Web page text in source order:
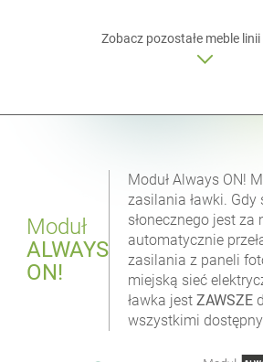
Zobacz pozostałe meble linii
Moduł
ALWAYS
ON!
Moduł Always ON!
zasilania ławki. Gdy
słonecznego jest za
automatycznie
zasilania z paneli
miejską sieć
ławka jestZAWSZE
wszystkimi